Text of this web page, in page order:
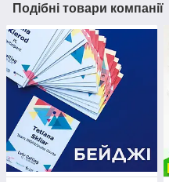
Подібні товари компанії